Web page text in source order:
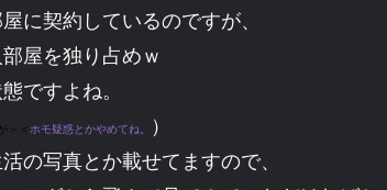
に契約しているのですが、
屋を独り占めｗ
ですよね。
＞＜ ホモ疑惑とかやめてね。
）
の写真とか載せてますので、